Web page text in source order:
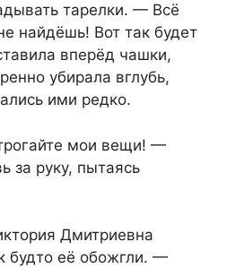
тарелки. — Всё
найдёшь! Вот так будет
вперёд чашки,
убирала вглубь,
ими редко.
мои вещи! —
за руку, пытаясь
Дмитриевна
будто её обожгли. —